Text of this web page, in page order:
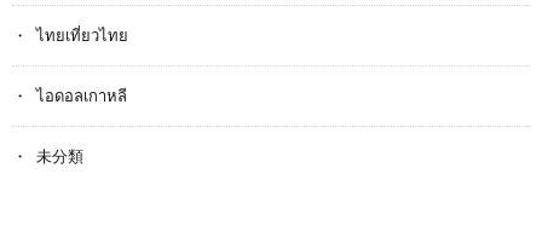
ไทยเที่ยวไทย
ไอดอลเกาหลี
未分類